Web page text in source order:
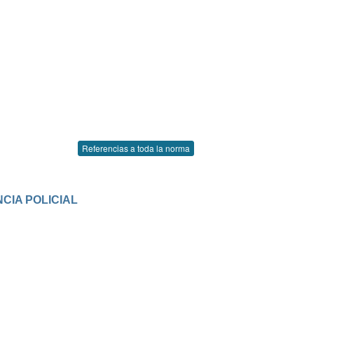
Referencias a toda la norma
POLICIAL